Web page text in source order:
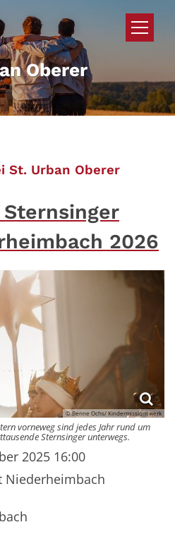
Oberer
St. Urban Oberer
2026
© Benne Ochs/ Kindermissionswerk
vorneweg sind jedes Jahr rund um
Sternsinger unterwegs.
2025 16:00